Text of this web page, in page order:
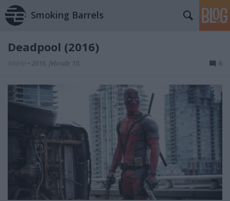
Smoking Barrels
Deadpool (2016)
• 2016. február 10. 6